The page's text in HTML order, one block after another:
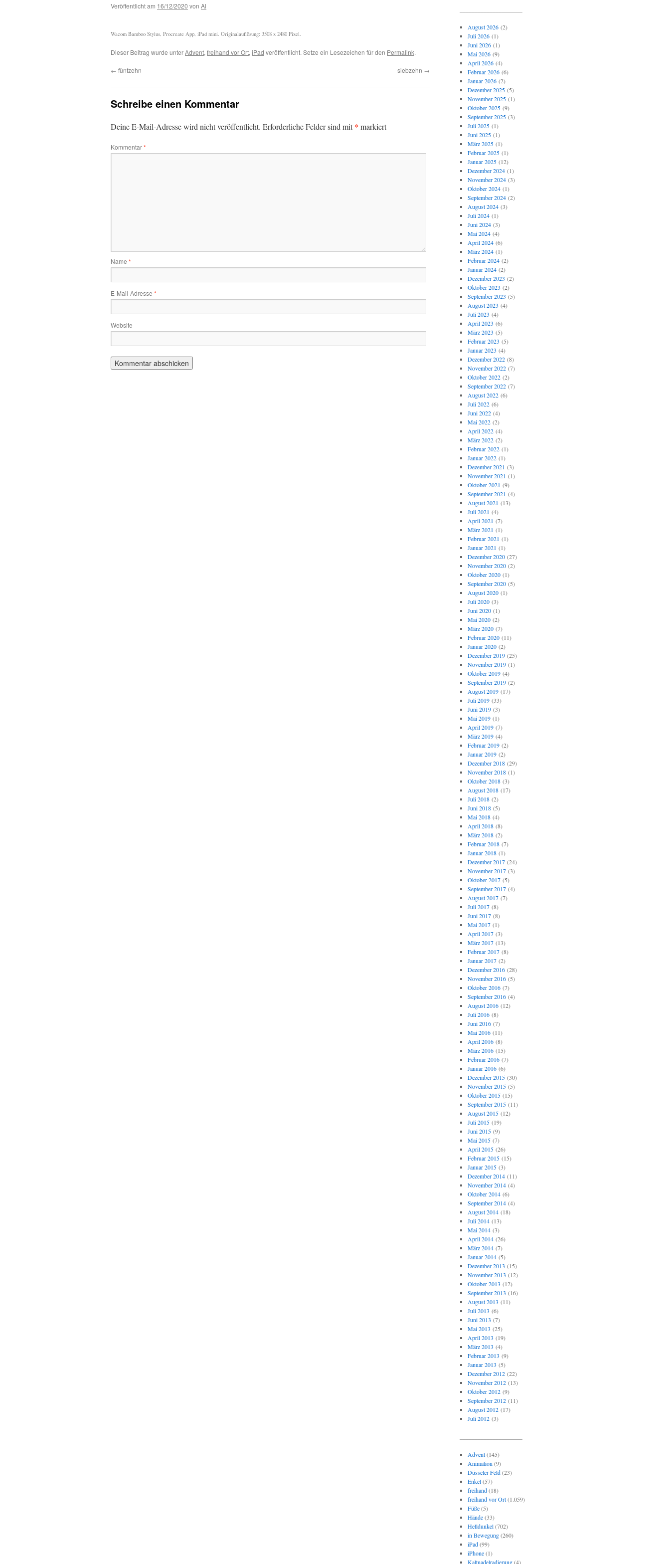
Veröffentlicht am 16/12/2020 von Al
Wacom Bamboo Stylus, Procreate App, iPad mini. Originalauflösung: 3508 x 2480 Pixel.
Dieser Beitrag wurde unterAdvent, freihand vor Ort, iPad veröffentlicht. Setze ein Lesezeichen für den Permalink.
← fünfzehn siebzehn →
Schreibe einen Kommentar
Deine E-Mail-Adresse wird nicht veröffentlicht. Erforderliche Felder sind mit* markiert
Kommentar*
Name *
E-Mail-Adresse *
Website
August 2026(2)
Juli 2026(1)
Juni 2026(1)
Mai 2026(9)
April 2026(4)
Februar 2026(6)
Januar 2026(2)
Dezember 2025(5)
November 2025(1)
Oktober 2025(9)
September 2025(3)
Juli 2025(1)
Juni 2025(1)
März 2025(1)
Februar 2025(1)
Januar 2025(12)
Dezember 2024(1)
November 2024(3)
Oktober 2024(1)
September 2024(2)
August 2024(3)
Juli 2024(1)
Juni 2024(3)
Mai 2024(4)
April 2024(6)
März 2024(1)
Februar 2024(2)
Januar 2024(2)
Dezember 2023 (2)
Oktober 2023 (2)
September 2023 (5)
August 2023 (4)
Juli 2023 (4)
April 2023 (6)
März 2023 (5)
Februar 2023 (5)
Januar 2023 (4)
Dezember 2022(8)
November 2022(7)
Oktober 2022(2)
September 2022(7)
August 2022(6)
Juli 2022(6)
Juni 2022(4)
Mai 2022(2)
April 2022(4)
März 2022(2)
Februar 2022(1)
Januar 2022(1)
Dezember 2021 (3)
November 2021 (1)
Oktober 2021 (9)
September 2021 (4)
August 2021 (13)
Juli 2021 (4)
April 2021 (7)
März 2021 (1)
Februar 2021 (1)
Januar 2021 (1)
Dezember 2020(27)
November 2020(2)
Oktober 2020(1)
September 2020(5)
August 2020(1)
Juli 2020(3)
Juni 2020(1)
Mai 2020(2)
März 2020(7)
Februar 2020(11)
Januar 2020(2)
Dezember 2019(25)
November 2019(1)
Oktober 2019(4)
September 2019(2)
August 2019(17)
Juli 2019(33)
Juni 2019(3)
Mai 2019(1)
April 2019(7)
März 2019(4)
Februar 2019(2)
Januar 2019(2)
Dezember 2018(29)
November 2018(1)
Oktober 2018(3)
August 2018(17)
Juli 2018(2)
Juni 2018(5)
Mai 2018(4)
April 2018(8)
März 2018(2)
Februar 2018(7)
Januar 2018(1)
Dezember 2017(24)
November 2017(3)
Oktober 2017(5)
September 2017(4)
August 2017(7)
Juli 2017(8)
Juni 2017(8)
Mai 2017(1)
April 2017(3)
März 2017(13)
Februar 2017(8)
Januar 2017(2)
Dezember 2016(28)
November 2016(5)
Oktober 2016(7)
September 2016(4)
August 2016(12)
Juli 2016(8)
Juni 2016(7)
Mai 2016(11)
April 2016(8)
März 2016(15)
Februar 2016(7)
Januar 2016(6)
Dezember 2015(30)
November 2015(5)
Oktober 2015(15)
September 2015(11)
August 2015(12)
Juli 2015(19)
Juni 2015(9)
Mai 2015(7)
April 2015(26)
Februar 2015(15)
Januar 2015(3)
Dezember 2014(11)
November 2014(4)
Oktober 2014(6)
September 2014(4)
August 2014(18)
Juli 2014(13)
Mai 2014(3)
April 2014(26)
März 2014(7)
Januar 2014(5)
Dezember 2013 (15)
November 2013 (12)
Oktober 2013 (12)
September 2013 (16)
August 2013 (11)
Juli 2013 (6)
Juni 2013 (7)
Mai 2013 (25)
April 2013 (19)
März 2013 (4)
Februar 2013 (9)
Januar 2013 (5)
Dezember 2012(22)
November 2012(13)
Oktober 2012(9)
September 2012(11)
August 2012(17)
Juli 2012(3)
Advent(145)
Animation (9)
Düsseler Feld(23)
Enkel(57)
freihand(18)
freihand vor Ort(1.059)
Füße(5)
Hände(33)
Helldunkel(702)
in Bewegung(260)
iPad(99)
iPhone(1)
Kaltnadelradierung(4)